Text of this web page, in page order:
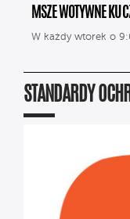
MSZE WOTYWNE KU
W każdy wtorek o
STANDARDY